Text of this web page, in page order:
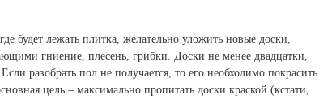
будет лежать плитка, желательно уложить новые доски,
гниение, плесень, грибки. Доски не менее двадцатки,
разобрать пол не получается, то его необходимо покрасить.
цель – максимально пропитать доски краской (кстати,